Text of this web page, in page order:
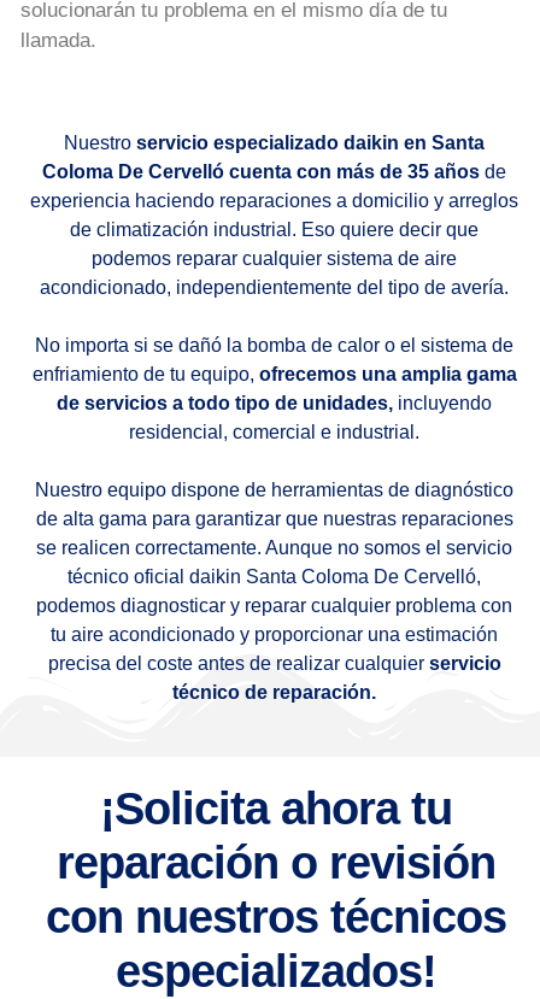
solucionarán tu problema en el mismo día de tu
llamada.
Nuestro servicio especializado daikin en Santa
Coloma De Cervelló cuenta con más de 35 años de
experiencia haciendo reparaciones a domicilio y arreglos
de climatización industrial. Eso quiere decir que
podemos reparar cualquier sistema de aire
acondicionado, independientemente del tipo de avería.
No importa si se dañó la bomba de calor o el sistema de
enfriamiento de tu equipo, ofrecemos una amplia gama
de servicios a todo tipo de unidades, incluyendo
residencial, comercial e industrial.
Nuestro equipo dispone de herramientas de diagnóstico
de alta gama para garantizar que nuestras reparaciones
se realicen correctamente. Aunque no somos el servicio
técnico oficial daikin Santa Coloma De Cervelló,
podemos diagnosticar y reparar cualquier problema con
tu aire acondicionado y proporcionar una estimación
precisa del coste antes de realizar cualquierservicio
técnico de reparación.
¡Solicita ahora tu
reparación o revisión
con nuestros técnicos
especializados!